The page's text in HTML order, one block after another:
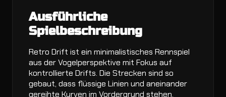
Ausführliche
Spielbeschreibung
Retro Drift ist ein minimalistisches Rennspiel
aus der Vogelperspektive mit Fokus auf
kontrollierte Drifts. Die Strecken sind so
gebaut, dass flüssige Linien und aneinander
gereihte Kurven im Vordergrund stehen.